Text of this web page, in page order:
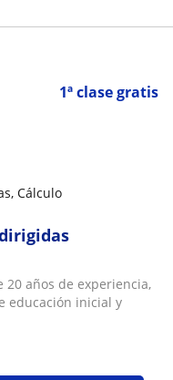
1ª clase gratis
Cálculo
20 años de experiencia,
educación inicial y